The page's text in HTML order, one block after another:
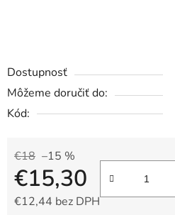
Dostupnosť
Môžeme doručiť do:
Kód:
€18 –15 %
€15,30
€12,44 bez DPH